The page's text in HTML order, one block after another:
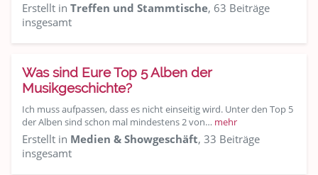
Erstellt in Treffen und Stammtische, 63 Beiträge
insgesamt
Was sind Eure Top 5 Alben der
Musikgeschichte?
Ich muss aufpassen, dass es nicht einseitig wird. Unter den Top 5
der Alben sind schon mal mindestens 2 von… mehr
Erstellt in Medien & Showgeschäft, 33 Beiträge
insgesamt